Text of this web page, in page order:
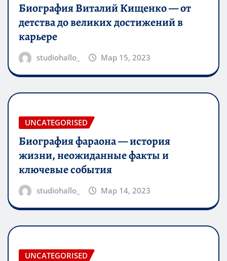
Биография Виталий Кищенко — от
детства до великих достижений в
карьере
studiohallo_ Мар 15, 2023
UNCATEGORISED
Биография фараона — история
жизни, неожиданные факты и
ключевые события
studiohallo_ Мар 14, 2023
UNCATEGORISED